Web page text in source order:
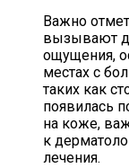
Важно
вызывают
ощущения,
местах с
таких как
появилась
на коже,
к
лечения.